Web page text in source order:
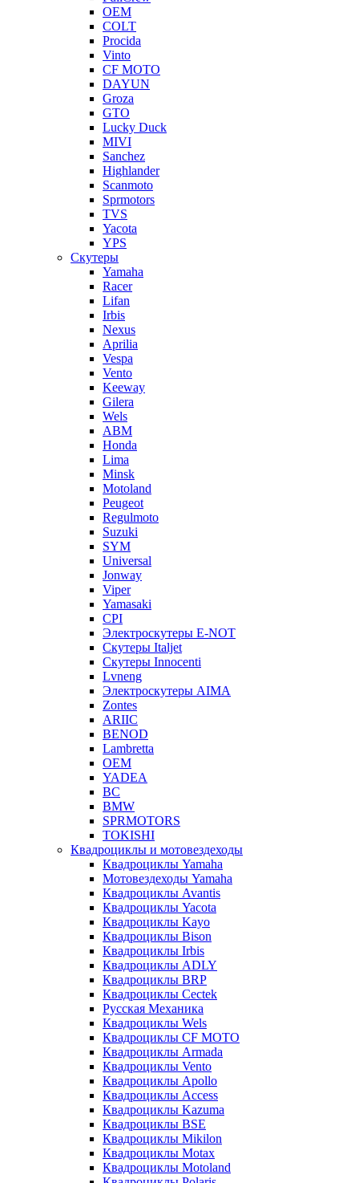
OEM
COLT
Procida
Vinto
CF MOTO
DAYUN
Groza
GTO
Lucky Duck
MIVI
Sanchez
Highlander
Scanmoto
Sprmotors
TVS
Yacota
YPS
Скутеры
Yamaha
Racer
Lifan
Irbis
Nexus
Aprilia
Vespa
Vento
Keeway
Gilera
Wels
ABM
Honda
Lima
Minsk
Motoland
Peugeot
Regulmoto
Suzuki
SYM
Universal
Jonway
Viper
Yamasaki
CPI
Электроскутеры E-NOT
Скутеры Italjet
Скутеры Innocenti
Lvneng
Электроскутеры AIMA
Zontes
ARIIC
BENOD
Lambretta
OEM
YADEA
BC
BMW
SPRMOTORS
TOKISHI
Квадроциклы и мотовездеходы
Квадроциклы Yamaha
Мотовездеходы Yamaha
Квадроциклы Avantis
Квадроциклы Yacota
Квадроциклы Kayo
Квадроциклы Bison
Квадроциклы Irbis
Квадроциклы ADLY
Квадроциклы BRP
Квадроциклы Cectek
Русская Механика
Квадроциклы Wels
Квадроциклы CF MOTO
Квадроциклы Armada
Квадроциклы Vento
Квадроциклы Apollo
Квадроциклы Access
Квадроциклы Kazuma
Квадроциклы BSE
Квадроциклы Mikilon
Квадроциклы Motax
Квадроциклы Motoland